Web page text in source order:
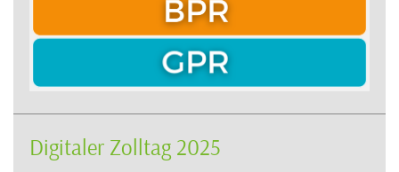
Digitaler Zolltag 2025